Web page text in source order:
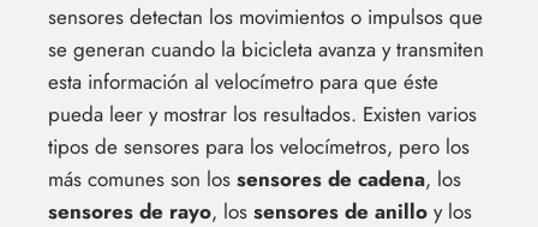
sensores detectan los movimientos o impulsos que
se generan cuando la bicicleta avanza y transmiten
esta información al velocímetro para que éste
pueda leer y mostrar los resultados. Existen varios
tipos de sensores para los velocímetros, pero los
más comunes son los sensores de cadena, los
sensores de rayo, los sensores de anillo y los